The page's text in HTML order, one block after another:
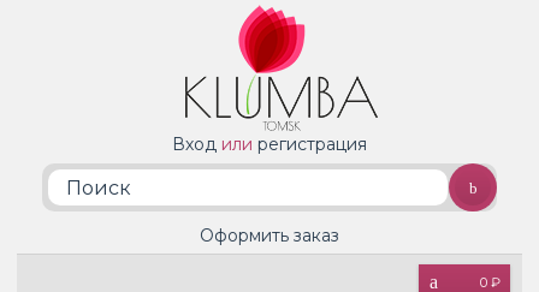
Вход или регистрация
0 ₽
Оформить заказ